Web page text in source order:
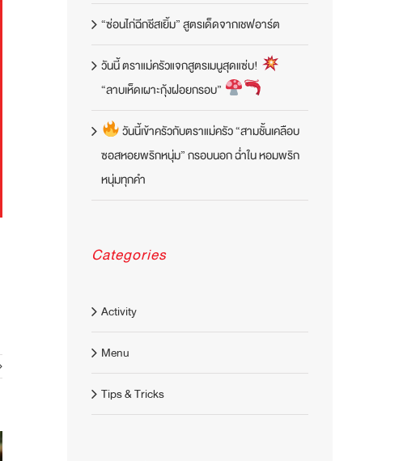
“ซ่อนไก่ฉีกชีสเยิ้ม” สูตรเด็ดจากเชฟอาร์ต
วันนี้ ตราแม่ครัวแจกสูตรเมนูสุดแซ่บ!
“ลาบเห็ดเผาะกุ้งฝอยกรอบ”
วันนี้เข้าครัวกับตราแม่ครัว “สามชั้นเคลือบ
ซอสหอยพริกหนุ่ม” กรอบนอก ฉ่ำใน หอมพริก
หนุ่มทุกคำ
Categories
Activity
Menu
Tips & Tricks